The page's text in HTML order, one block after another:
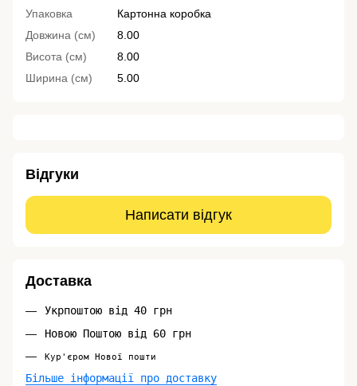
Упаковка
Картонна коробка
Довжина (см)
8.00
Висота (см)
8.00
Ширина (см)
5.00
Відгуки
Написати відгук
Доставка
Укрпоштою від 40 грн
Новою Поштою від 60 грн
Кур'єром Нової пошти
Більше інформації про доставку